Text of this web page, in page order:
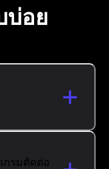
บ่อย
กรมตัดต่อ